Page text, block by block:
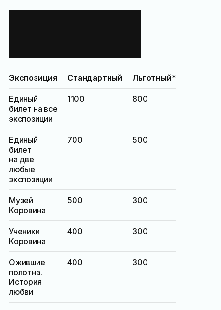
Экспозиция Стандартный Льготный*
Единый
билет на все
экспозиции
1100 800
Единый
билет
на две
любые
экспозиции
700 500
Музей
Коровина
500 300
Ученики
Коровина
400 300
Ожившие
полотна.
История
любви
400 300